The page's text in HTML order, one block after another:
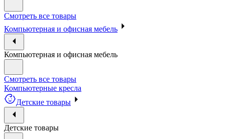
Смотреть все товары
Компьютерная и офисная мебель
Компьютерная и офисная мебель
Смотреть все товары
Компьютерные кресла
Детские товары
Детские товары